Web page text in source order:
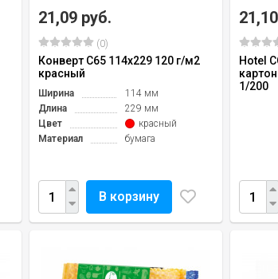
21,09 руб.
(0)
Конверт C65 114х229 120 г/м2
красный
Ширина
114 мм
Длина
229 мм
Цвет
красный
Материал
бумага
В корзину
Hotel
1/200